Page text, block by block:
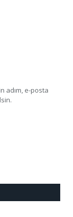
adım, e-posta